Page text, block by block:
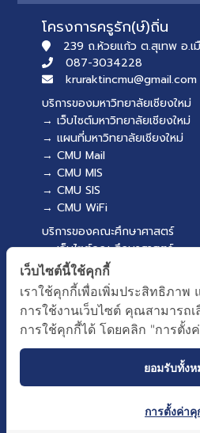
โครงการครูรัก(ษ์)ถิ่น
239 ถ.ห้วยแก้ว ต.สุเทพ อ.
087-3034228
kruraktincmu@gmail.com
บริการของมหาวิทยาลัยเชียงใหม่
→ เว็บไซต์มหาวิทยาลัยเชียงใหม่
→ แผนที่มหาวิทยาลัยเชียงใหม่
→ CMU Mail
→ CMU MIS
→ CMU SIS
→ CMU WiFi
บริการของคณะศึกษาศาสตร์
→ เว็บไซต์คณะศึกษาศาสตร์
→ ระบบจัดการเว็บไซต์
→ สำหรับเจ้าหน้าที่
→ EDU MIS
→ EDU SIS
เว็บไซต์นี้ใช้คุกกี้
เราใช้คุกกี้เพื่อเพิ่มประสิทธิภา
การใช้งานเว็บไซต์ คุณสามารถ
การใช้คุกกี้ได้ โดยคลิก "การตั้ง
ยอมรับทั้งห
การตั้งค่าคุ